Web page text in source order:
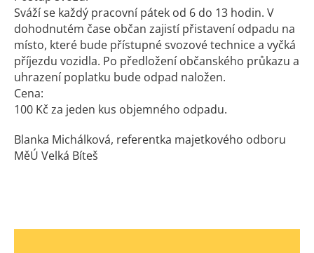
Sváží se každý pracovní pátek od 6 do 13 hodin. V
dohodnutém čase občan zajistí přistavení odpadu na
místo, které bude přístupné svozové technice a vyčká
příjezdu vozidla. Po předložení občanského průkazu a
uhrazení poplatku bude odpad naložen.
Cena:
100 Kč za jeden kus objemného odpadu.
Blanka Michálková, referentka majetkového odboru
MěÚ Velká Bíteš